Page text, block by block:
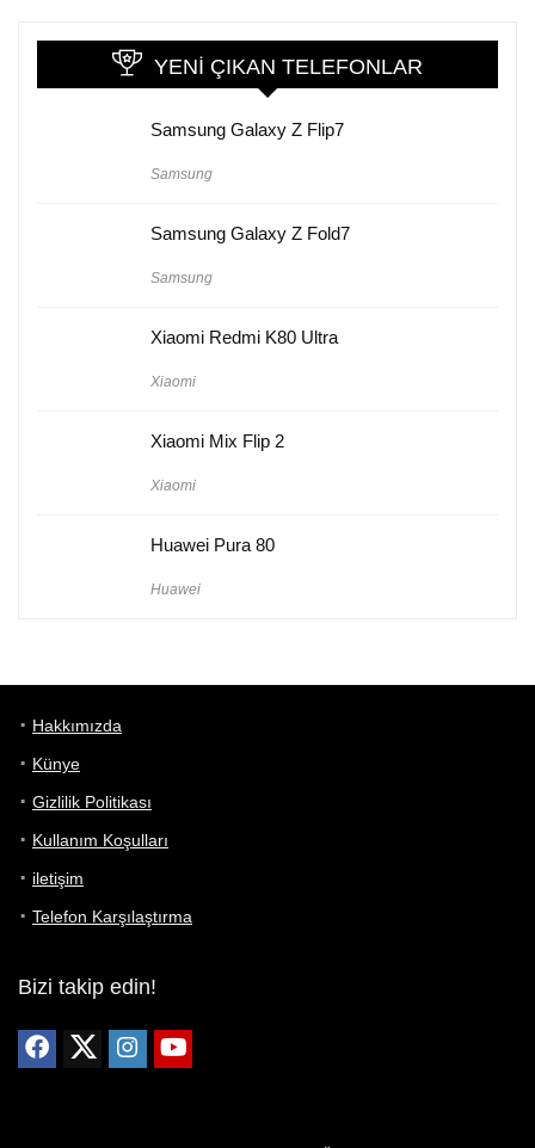
YENI ÇIKAN TELEFONLAR
Samsung Galaxy Z Flip7
Samsung
Samsung Galaxy Z Fold7
Samsung
Xiaomi Redmi K80 Ultra
Xiaomi
Xiaomi Mix Flip 2
Xiaomi
Huawei Pura 80
Huawei
Hakkımızda
Künye
Gizlilik Politikası
Kullanım Koşulları
iletişim
Telefon Karşılaştırma
Bizi takip edin!